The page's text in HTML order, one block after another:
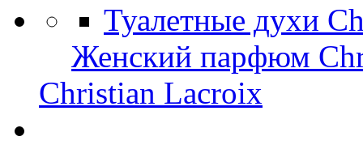
Туалетные духи
Женский парфюм
Christian Lacroix